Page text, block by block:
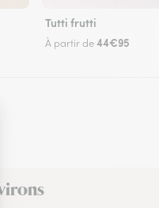
Tutti frutti
À partir de44€95